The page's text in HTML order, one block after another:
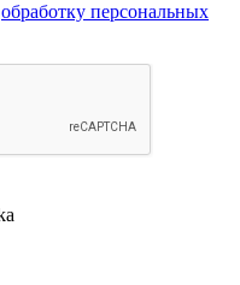
обработку персональных